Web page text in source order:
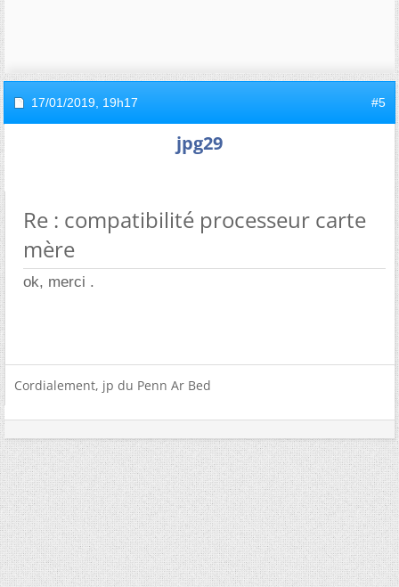
17/01/2019, 19h17 #5
jpg29
Re : compatibilité processeur carte
mère
ok, merci .
Cordialement, jp du Penn Ar Bed